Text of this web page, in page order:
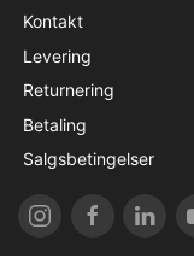
Kontakt
Levering
Returnering
Betaling
Salgsbetingelser